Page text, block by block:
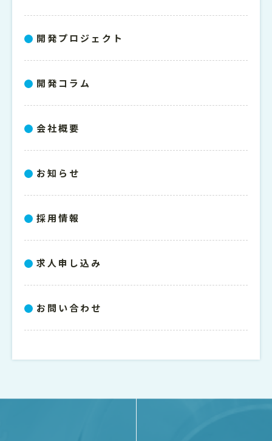
開発プロジェクト
開発コラム
会社概要
お知らせ
採用情報
求人申し込み
お問い合わせ